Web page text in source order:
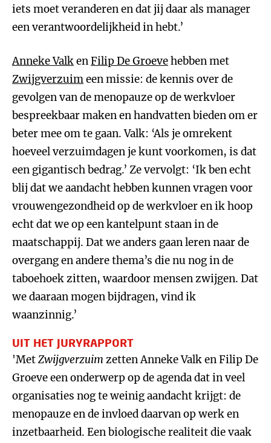
iets moet veranderen en dat jij daar als manager
een verantwoordelijkheid in hebt.’
Anneke ValkenFilip De Groevehebben met
Zwijgverzuimeen missie: de kennis over de
gevolgen van de menopauze op de werkvloer
bespreekbaar maken en handvatten bieden om er
beter mee om te gaan. Valk: ‘Als je omrekent
hoeveel verzuimdagen je kunt voorkomen, is dat
een gigantisch bedrag.’ Ze vervolgt: ‘Ik ben echt
blij dat we aandacht hebben kunnen vragen voor
vrouwengezondheid op de werkvloer en ik hoop
echt dat we op een kantelpunt staan in de
maatschappij. Dat we anders gaan leren naar de
overgang en andere thema’s die nu nog in de
taboehoek zitten, waardoor mensen zwijgen. Dat
we daaraan mogen bijdragen, vind ik
waanzinnig.’
UIT HET JURYRAPPORT
'MetZwijgverzuim zetten Anneke Valk en Filip De
Groeve een onderwerp op de agenda dat in veel
organisaties nog te weinig aandacht krijgt: de
menopauze en de invloed daarvan op werk en
inzetbaarheid. Een biologische realiteit die vaak